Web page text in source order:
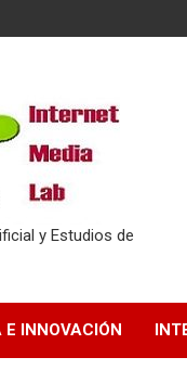
y Estudios de
E INNOVACIÓN